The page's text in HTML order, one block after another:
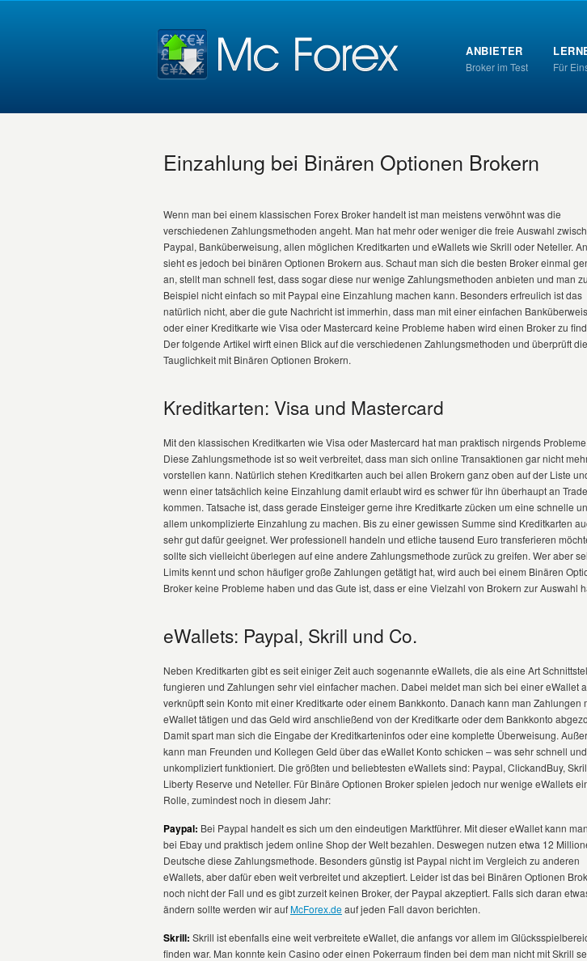
ANBIETER
Broker im Test Für
Einzahlung bei Binären Optionen Brokern
Wenn man bei einem klassischen Forex Broker handelt ist man meistens verwöhnt was die
verschiedenen Zahlungsmethoden angeht. Man hat mehr oder weniger die freie Auswahl
Paypal, Banküberweisung, allen möglichen Kreditkarten und eWallets wie Skrill oder Neteller.
sieht es jedoch bei binären Optionen Brokern aus. Schaut man sich die besten Broker einmal
an, stellt man schnell fest, dass sogar diese nur wenige Zahlungsmethoden anbieten und man
Beispiel nicht einfach so mit Paypal eine Einzahlung machen kann. Besonders erfreulich ist das
natürlich nicht, aber die gute Nachricht ist immerhin, dass man mit einer einfachen
oder einer Kreditkarte wie Visa oder Mastercard keine Probleme haben wird einen Broker zu
Der folgende Artikel wirft einen Blick auf die verschiedenen Zahlungsmethoden und überprüft
Tauglichkeit mit Binären Optionen Brokern.
Kreditkarten: Visa und Mastercard
Mit den klassischen Kreditkarten wie Visa oder Mastercard hat man praktisch nirgends Probleme.
Diese Zahlungsmethode ist so weit verbreitet, dass man sich online Transaktionen gar nicht
vorstellen kann. Natürlich stehen Kreditkarten auch bei allen Brokern ganz oben auf der Liste
wenn einer tatsächlich keine Einzahlung damit erlaubt wird es schwer für ihn überhaupt an
kommen. Tatsache ist, dass gerade Einsteiger gerne ihre Kreditkarte zücken um eine schnelle
allem unkomplizierte Einzahlung zu machen. Bis zu einer gewissen Summe sind Kreditkarten
sehr gut dafür geeignet. Wer professionell handeln und etliche tausend Euro transferieren
sollte sich vielleicht überlegen auf eine andere Zahlungsmethode zurück zu greifen. Wer aber
Limits kennt und schon häufiger große Zahlungen getätigt hat, wird auch bei einem Binären
Broker keine Probleme haben und das Gute ist, dass er eine Vielzahl von Brokern zur Auswahl
eWallets: Paypal, Skrill und Co.
Neben Kreditkarten gibt es seit einiger Zeit auch sogenannte eWallets, die als eine Art
fungieren und Zahlungen sehr viel einfacher machen. Dabei meldet man sich bei einer eWallet
verknüpft sein Konto mit einer Kreditkarte oder einem Bankkonto. Danach kann man Zahlungen
eWallet tätigen und das Geld wird anschließend von der Kreditkarte oder dem Bankkonto
Damit spart man sich die Eingabe der Kreditkarteninfos oder eine komplette Überweisung.
kann man Freunden und Kollegen Geld über das eWallet Konto schicken – was sehr schnell und
unkompliziert funktioniert. Die größten und beliebtesten eWallets sind: Paypal, ClickandBuy,
Liberty Reserve und Neteller. Für Binäre Optionen Broker spielen jedoch nur wenige eWallets
Rolle, zumindest noch in diesem Jahr:
Paypal: Bei Paypal handelt es sich um den eindeutigen Marktführer. Mit dieser eWallet kann
bei Ebay und praktisch jedem online Shop der Welt bezahlen. Deswegen nutzen etwa 12
Deutsche diese Zahlungsmethode. Besonders günstig ist Paypal nicht im Vergleich zu anderen
eWallets, aber dafür eben weit verbreitet und akzeptiert. Leider ist das bei Binären Optionen
noch nicht der Fall und es gibt zurzeit keinen Broker, der Paypal akzeptiert. Falls sich daran
ändern sollte werden wir aufMcForex.deauf jeden Fall davon berichten.
Skrill: Skrill ist ebenfalls eine weit verbreitete eWallet, die anfangs vor allem im
finden war. Man konnte kein Casino oder einen Pokerraum finden bei dem man nicht mit Skrill